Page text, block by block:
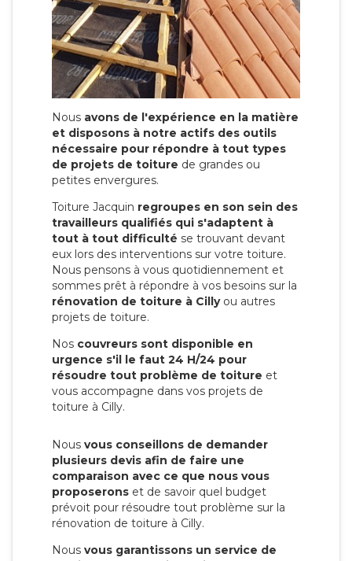
Nous avons de l'expérience en la matière
et disposons à notre actifs des outils
nécessaire pour répondre à tout types
de projets de toiture de grandes ou
petites envergures.
Toiture Jacquin regroupes en son sein des
travailleurs qualifiés qui s'adaptent à
tout à tout difficulté se trouvant devant
eux lors des interventions sur votre toiture.
Nous pensons à vous quotidiennement et
sommes prêt à répondre à vos besoins sur la
rénovation de toiture à Cillyou autres
projets de toiture.
Nos couvreurs sont disponible en
urgence s'il le faut 24 H/24 pour
résoudre tout problème de toiture et
vous accompagne dans vos projets de
toiture à Cilly.
Nous vous conseillons de demander
plusieurs devis afin de faire une
comparaison avec ce que nous vous
proposerons et de savoir quel budget
prévoit pour résoudre tout problème sur la
rénovation de toiture à Cilly.
Nous vous garantissons un service de